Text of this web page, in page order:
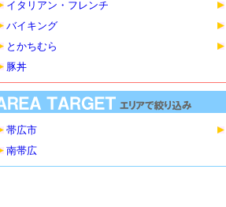
イタリアン・フレンチ
バイキング
とかちむら
豚丼
帯広市
南帯広